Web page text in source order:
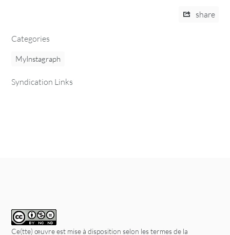
share
Categories
MyInstagraph
Syndication Links
Ce(tte) œuvre est mise à disposition selon les termes de la